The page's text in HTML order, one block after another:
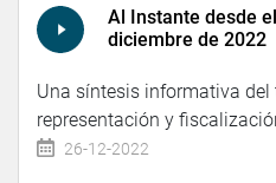
Al Instante desde
diciembre de 2022
Una síntesis informativa
representación y
26-12-2022